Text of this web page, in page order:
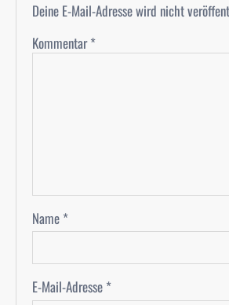
Deine E-Mail-Adresse wird nicht
Kommentar*
Name *
E-Mail-Adresse *